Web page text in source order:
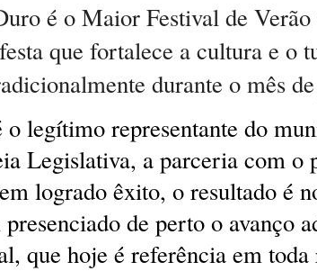
é o Maior Festival de
que fortalece a cultura e o
durante o mês
o legítimo representante do
Legislativa, a parceria com o
logrado êxito, o resultado é
de perto o avanço
que hoje é referência em toda